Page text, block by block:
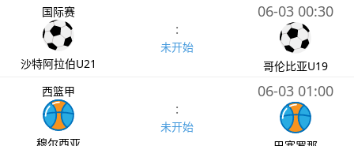
国际赛
沙特阿拉伯U21
:
未开始
06-03 00:30
哥伦比亚U19
西篮甲
穆尔西亚
:
未开始
06-03 01:00